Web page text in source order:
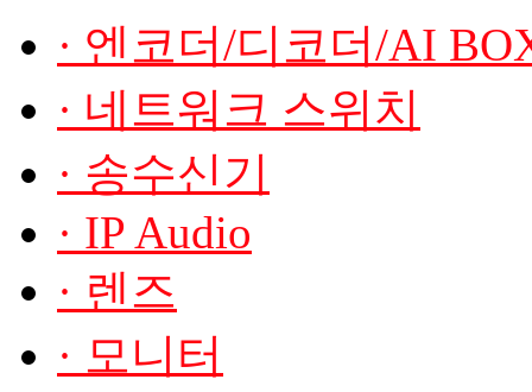
· 엔코더/디코더/AI
· 네트워크 스위치
· 송수신기
· IP Audio
· 렌즈
· 모니터